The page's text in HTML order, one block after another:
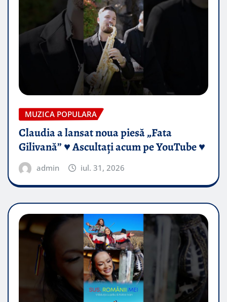
MUZICA POPULARA
Claudia a lansat noua piesă „Fata
Gilivană” ♥️ Ascultați acum pe YouTube ♥️
admin iul. 31, 2026